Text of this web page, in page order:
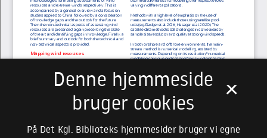
×
Denne hjemmeside
bruger cookies
På Det Kgl. Biblioteks hjemmesider bruger vi egne